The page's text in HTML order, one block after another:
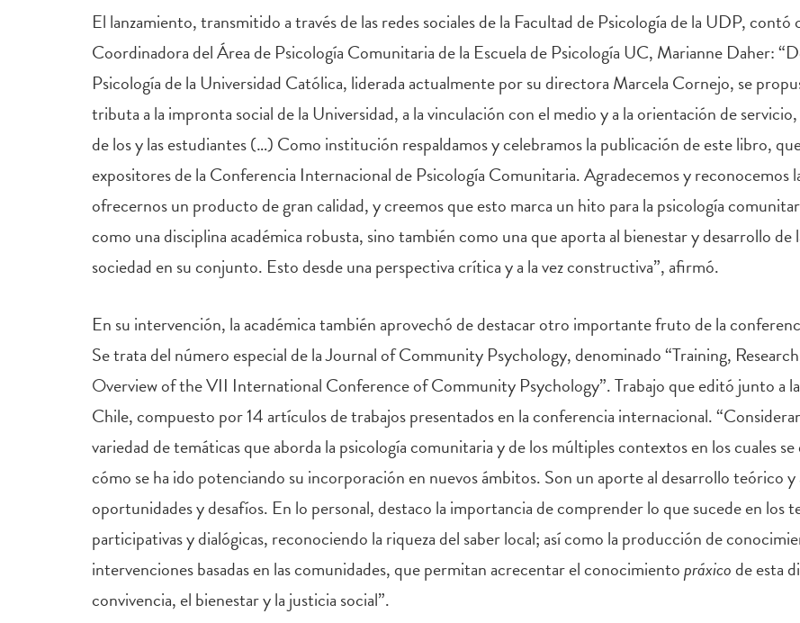
El lanzamiento, transmitido a través de las redes sociales de la Facultad de Psicología de la UDP,
Coordinadora del Área de Psicología Comunitaria de la Escuela de Psicología UC, Marianne Daher:
Psicología de la Universidad Católica, liderada actualmente por su directora Marcela Cornejo, se
tributa a la impronta social de la Universidad, a la vinculación con el medio y a la orientación de
de los y las estudiantes (…) Como institución respaldamos y celebramos la publicación de este libro,
expositores de la Conferencia Internacional de Psicología Comunitaria. Agradecemos y reconocemos
ofrecernos un producto de gran calidad, y creemos que esto marca un hito para la psicología
como una disciplina académica robusta, sino también como una que aporta al bienestar y desarrollo de
sociedad en su conjunto. Esto desde una perspectiva crítica y a la vez constructiva”, afirmó.
En su intervención, la académica también aprovechó de destacar otro importante fruto de la
Se trata del número especial de la Journal of Community Psychology, denominado “Training,
Overview of the VII International Conference of Community Psychology”. Trabajo que editó junto a
Chile, compuesto por 14 artículos de trabajos presentados en la conferencia internacional.
variedad de temáticas que aborda la psicología comunitaria y de los múltiples contextos en los cuales
cómo se ha ido potenciando su incorporación en nuevos ámbitos. Son un aporte al desarrollo teórico
oportunidades y desafíos. En lo personal, destaco la importancia de comprender lo que sucede en los
participativas y dialógicas, reconociendo la riqueza del saber local; así como la producción de
intervenciones basadas en las comunidades, que permitan acrecentar el conocimientopráxicode esta
convivencia, el bienestar y la justicia social”.